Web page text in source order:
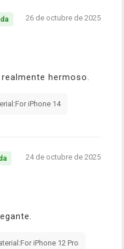
26 de octubre de 2025
hermoso.
iPhone 14
24 de octubre de 2025
iPhone 12 Pro